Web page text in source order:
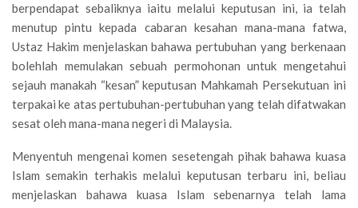
berpendapat sebaliknya iaitu melalui keputusan ini, ia telah
menutup pintu kepada cabaran kesahan mana-mana fatwa,
Ustaz Hakim menjelaskan bahawa pertubuhan yang berkenaan
bolehlah memulakan sebuah permohonan untuk mengetahui
sejauh manakah “kesan” keputusan Mahkamah Persekutuan ini
terpakai ke atas pertubuhan-pertubuhan yang telah difatwakan
sesat oleh mana-mana negeri di Malaysia.
Menyentuh mengenai komen sesetengah pihak bahawa kuasa
Islam semakin terhakis melalui keputusan terbaru ini, beliau
menjelaskan bahawa kuasa Islam sebenarnya telah lama